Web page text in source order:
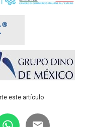
este artículo